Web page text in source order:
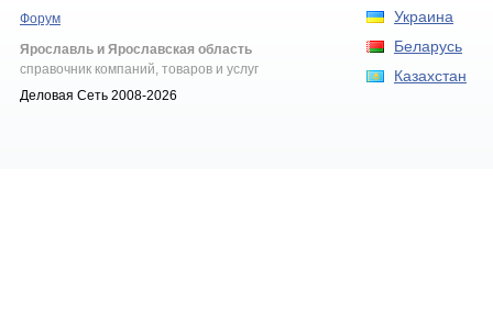
Украина
Беларусь
Казахстан
Форум
Ярославль и Ярославская область
справочник компаний, товаров и услуг
Деловая Сеть 2008-2026